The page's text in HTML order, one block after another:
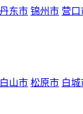
丹东市 锦州市 营口
白山市 松原市 白城